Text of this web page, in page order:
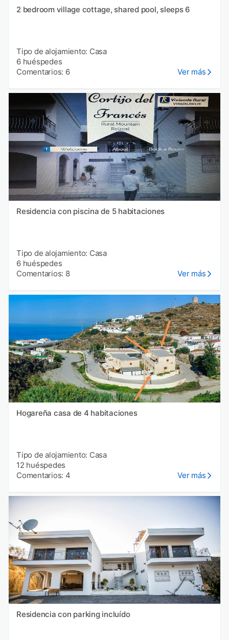
2 bedroom village cottage, shared pool, sleeps 6
Tipo de alojamiento: Casa
6 huéspedes
Comentarios: 6
Ver más
Residencia con piscina de 5 habitaciones
Tipo de alojamiento: Casa
6 huéspedes
Comentarios: 8
Ver más
Hogareña casa de 4 habitaciones
Tipo de alojamiento: Casa
12 huéspedes
Comentarios: 4
Ver más
Residencia con parking incluído